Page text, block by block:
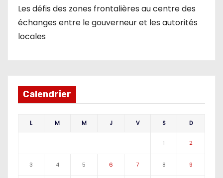
Les défis des zones frontalières au centre des
échanges entre le gouverneur et les autorités
locales
Calendrier
L M M J V S D
1 2
3 4 5 6 7 8 9